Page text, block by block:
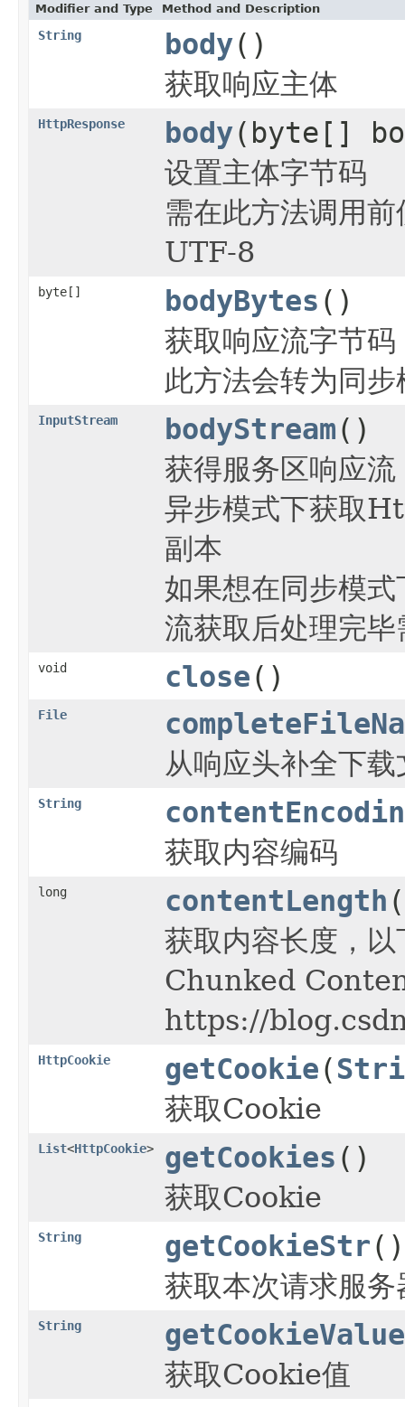
Modifier and Type Method and Description
String body()
获取响应主体
HttpResponse body(byte[]
设置主体字节码
需在此方法调用
UTF-8
byte[] bodyBytes ()
获取响应流字节码
此方法会转为同步
InputStream bodyStream()
获得服务区响应流
异步模式下获取
副本
如果想在同步模
流获取后处理完
void close()
File
从响应头补全下载
String
获取内容编码
long contentLength
获取内容长度，
Chunked
https://
HttpCookie getCookie(
获取Cookie
List<HttpCookie> getCookies ()
获取Cookie
String getCookieStr()
获取本次请求服
String
getCookieValue
获取Cookie值